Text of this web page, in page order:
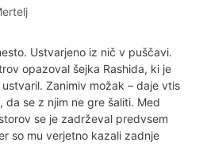
Ustvarjeno iz nič v puščavi.
opazoval šejka Rashida, ki je
Zanimiv možak – daje vtis
da se z njim ne gre šaliti. Med
se je zadrževal predvsem
so mu verjetno kazali zadnje